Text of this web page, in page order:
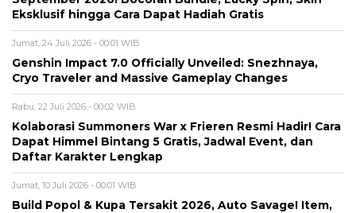
Eksklusif hingga Cara Dapat Hadiah Gratis
Jumat, 24 Juli 2026 - 00:01 WIB
Genshin Impact 7.0 Officially Unveiled: Snezhnaya,
Cryo Traveler and Massive Gameplay Changes
Rabu, 22 Juli 2026 - 00:02 WIB
Kolaborasi Summoners War x Frieren Resmi Hadir! Cara
Dapat Himmel Bintang 5 Gratis, Jadwal Event, dan
Daftar Karakter Lengkap
Jumat, 10 Juli 2026 - 00:01 WIB
Build Popol & Kupa Tersakit 2026, Auto Savage! Item,